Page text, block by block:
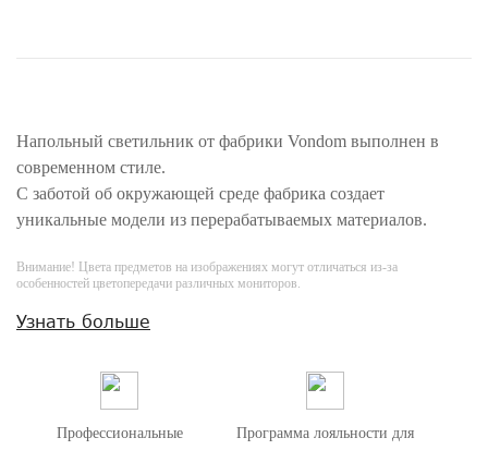
Напольный светильник от фабрики Vondom выполнен в
современном стиле.
С заботой об окружающей среде фабрика создает
уникальные модели из перерабатываемых материалов.
Внимание! Цвета предметов на изображениях могут отличаться из-за
особенностей цветопередачи различных мониторов.
Узнать больше
Профессиональные
Программа лояльности для